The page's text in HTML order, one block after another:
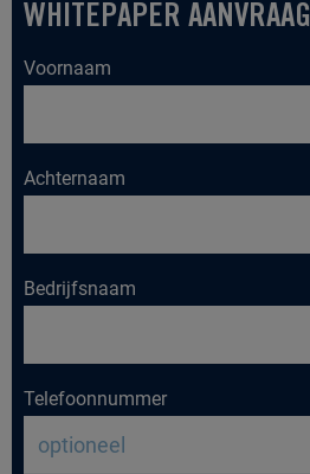
WHITEPAPER AANVRAAG
Voornaam
Achternaam
Bedrijfsnaam
Telefoonnummer